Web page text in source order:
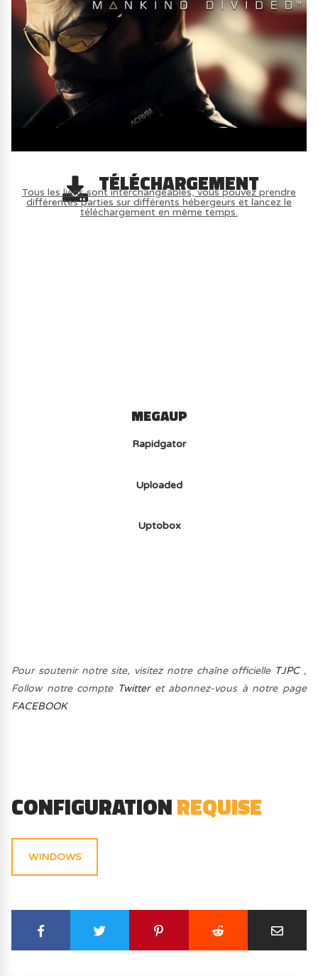
TÉLÉCHARGEMENT
Tous les liens sont interchangeables, vous pouvez prendre
différentes parties sur différents hébergeurs et lancez le
téléchargement en même temps.
MEGAUP
Rapidgator
Uploaded
Uptobox
Pour soutenir notre site, visitez notre chaîne officielle TJPC,
Follow notre compte Twitteret abonnez-vous à notre page
FACEBOOK
CONFIGURATIONREQUISE
WINDOWS